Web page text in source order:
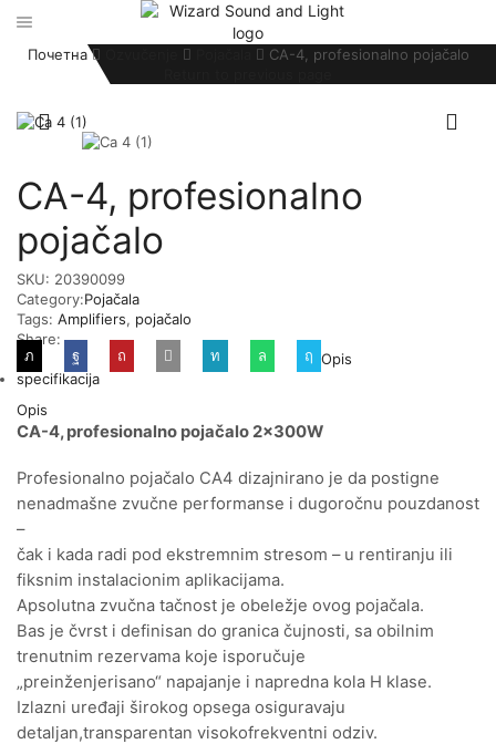
Почетна
CA-4, profesionalno pojačalo
CA-4, profesionalno
pojačalo
SKU: 20390099
Category:Pojačala
Tags: Amplifiers, pojačalo
Share:
Opis
specifikacija
Opis
CA-4, profesionalno pojačalo 2x300W
Profesionalno pojačalo CA4 dizajnirano je da postigne
nenadmašne zvučne performanse i dugoročnu pouzdanost
–
čak i kada radi pod ekstremnim stresom – u rentiranju ili
fiksnim instalacionim aplikacijama.
Apsolutna zvučna tačnost je obeležje ovog pojačala.
Bas je čvrst i definisan do granica čujnosti, sa obilnim
trenutnim rezervama koje isporučuje
„preinženjerisano“ napajanje i napredna kola H klase.
Izlazni uređaji širokog opsega osiguravaju
detaljan,transparentan visokofrekventni odziv.